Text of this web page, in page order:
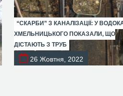
“СКАРБИ” З КАНАЛІЗАЦІЇ: У
ХМЕЛЬНИЦЬКОГО ПОКАЗАЛИ, ЩО
ДІСТАЮТЬ З ТРУБ
26 Жовтня, 2022